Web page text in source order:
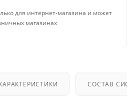
для интернет-магазина и может
магазинах
СОСТАВ